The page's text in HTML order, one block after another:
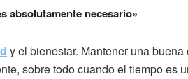
absolutamente necesario»
y el bienestar. Mantener una
sobre todo cuando el tiempo es